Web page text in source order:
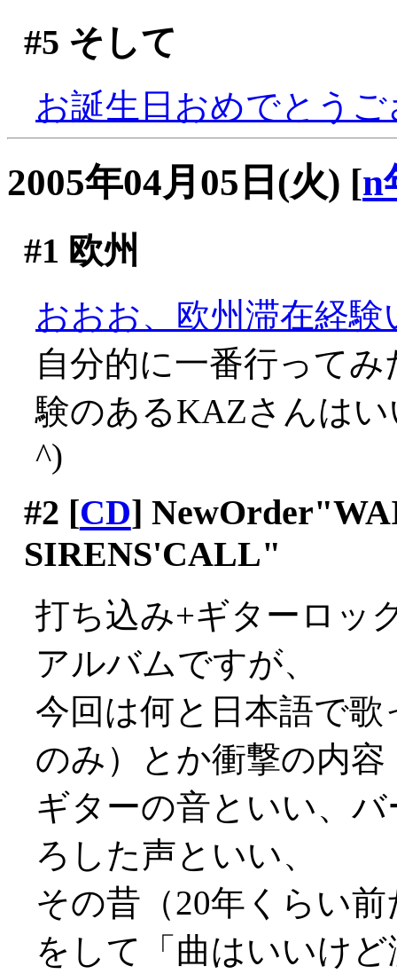
#5 そして
お誕生日おめでとう
2005年04月05日(火) [n
#1 欧州
おおお、欧州滞在経
自分的に一番行って
験のあるKAZさんは
^)
#2 [CD]
SIRENS'CALL"
打ち込み+ギターロッ
アルバムですが、
今回は何と日本語で
のみ）とか衝撃の内容
ギターの音といい、
ろした声といい、
その昔（20年くらい
をして「曲はいいけ